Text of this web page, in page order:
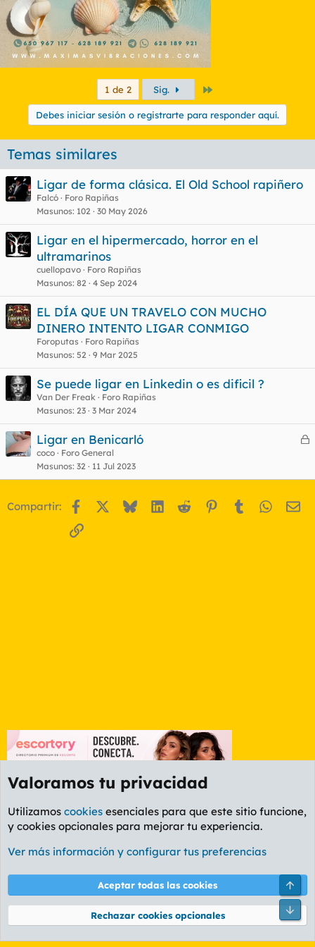
1 de 2 Sig.
Debes iniciar sesión o registrarte para responder aquí.
Temas similares
Ligar de forma clásica. El Old School rapiñero
Falcó
Foro Rapiñas
Masunos 102 30 May 2026
Ligar en el hipermercado, horror en el
ultramarinos
cuellopavo
Foro Rapiñas
Masunos 82 4 Sep 2024
EL DÍA QUE UN TRAVELO CON MUCHO
DINERO INTENTO LIGAR CONMIGO
Foroputas
Foro Rapiñas
Masunos 52 9 Mar 2025
Se puede ligar en Linkedin o es dificil ?
Van Der Freak
Foro Rapiñas
Masunos 23 3 Mar 2024
C
r
Ligar en Benicarló
coco
Foro General
Masunos 32 11 Jul 2023
Compartir: Facebook BlueskyLinkedIn
Reddit Pinterest
Tumblr
Enlace
Foro Rapiñas
Cookies
PL OLDSTYLE AMARILLO
Términos y reglas Política de privacidad Ayuda
Community platform by XenForo® © 2010-2026 XenForo Ltd.
Valoramos tu privacidad
Utilizamos cookies esenciales para que este sitio funcione,
y cookies opcionales para mejorar tu experiencia.
Ver más información y configurar tus preferencias
Aceptar todas las cookies
Rechazar cookies opcionales
Pie